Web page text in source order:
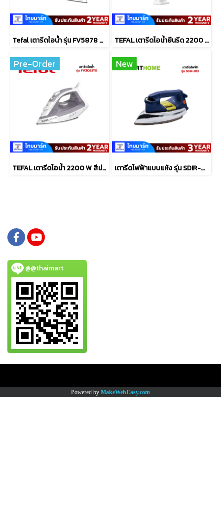
Tefal เตารีดไอน้ำ รุ่น FV5878 กำลัง 2,800 วัตต์ สีน้ำเงิน TEFAL เตารีดไอน้ำยืนรีด 2200 W รุ่น QT1811
Pre-Order
TEFAL เตารีดไอน้ำ 2200 W สีม่วง รุ่น FV2C63T0
New
เตารีดไฟฟ้าแบบแห้ง รุ่น SDIR-013
@@thaimart
Powered by MakeWebEasy.com